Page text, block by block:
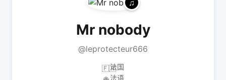
Mr nobody
@leprotecteur666
🇫🇷法国
法语